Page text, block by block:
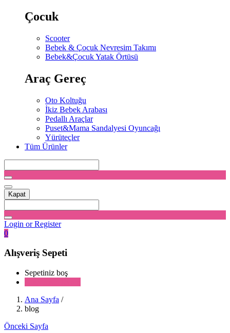
Çocuk
Scooter
Bebek & Çocuk Nevresim Takımı
Bebek&Çocuk Yatak Örtüsü
Araç Gereç
Oto Koltuğu
İkiz Bebek Arabası
Pedallı Araçlar
Puset&Mama Sandalyesi Oyuncağı
Yürüteçler
Tüm Ürünler
Kapat
Login or Register
0
Alışveriş Sepeti
Sepetiniz boş
Ana Sayfa /
blog
Önceki Sayfa